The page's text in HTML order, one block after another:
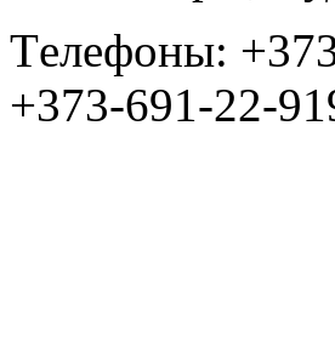
Tелефоны:
+373-691-22-